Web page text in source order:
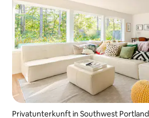
Privatunterkunft in Southwest Portland